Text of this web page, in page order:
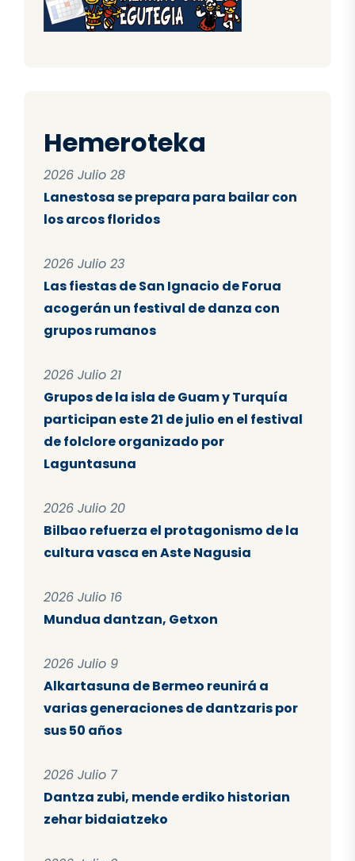
Hemeroteka
2026 Julio 28
Lanestosa se prepara para bailar con
los arcos floridos
2026 Julio 23
Las fiestas de San Ignacio de Forua
acogerán un festival de danza con
grupos rumanos
2026 Julio 21
Grupos de la isla de Guam y Turquía
participan este 21 de julio en el festival
de folclore organizado por
Laguntasuna
2026 Julio 20
Bilbao refuerza el protagonismo de la
cultura vasca en Aste Nagusia
2026 Julio 16
Mundua dantzan, Getxon
2026 Julio 9
Alkartasuna de Bermeo reunirá a
varias generaciones de dantzaris por
sus 50 años
2026 Julio 7
Dantza zubi, mende erdiko historian
zehar bidaiatzeko